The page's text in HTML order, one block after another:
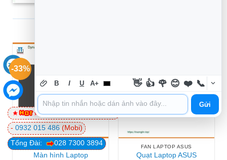
-33%
MÀN HÌNH LAPTOP DYNABOOK
Màn hình Laptop
FAN LAPTOP ASUS
Quạt Laptop ASUS
Tổng Đài: 028 7300 3894
- 0932 015 486 (Mobi)
0981 81 32 72(Viettel)
B I U A+ 👋 👍 🌹 😊 ❤️ 📞
Gửi